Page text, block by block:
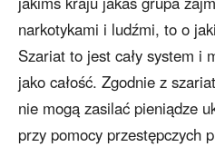
narkotykami i ludźmi, to o
Szariat to jest cały system i
jako całość. Zgodnie z
nie mogą zasilać pieniądze
przy pomocy przestępczych